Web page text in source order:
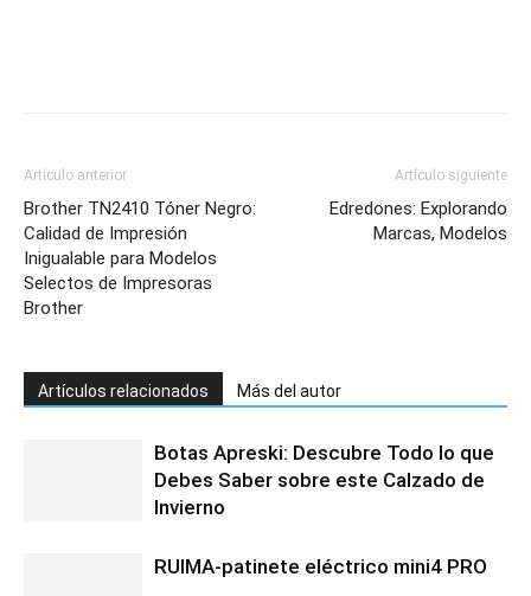
Artículo anterior
Brother TN2410 Tóner Negro:
Calidad de Impresión
Inigualable para Modelos
Selectos de Impresoras
Brother
Artículo siguiente
Edredones: Explorando
Marcas, Modelos
Artículos relacionados Más del autor
Botas Apreski: Descubre Todo lo que
Debes Saber sobre este Calzado de
Invierno
RUIMA-patinete eléctrico mini4 PRO